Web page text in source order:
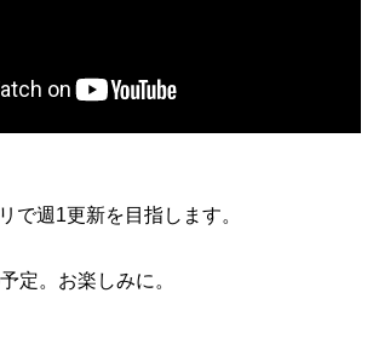
で週1更新を目指します。
定。お楽しみに。